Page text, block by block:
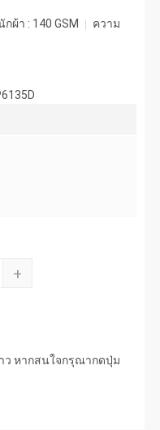
ผ้า : 140 GSM
ความ
+
หากสนใจกรุณากดปุ่ม